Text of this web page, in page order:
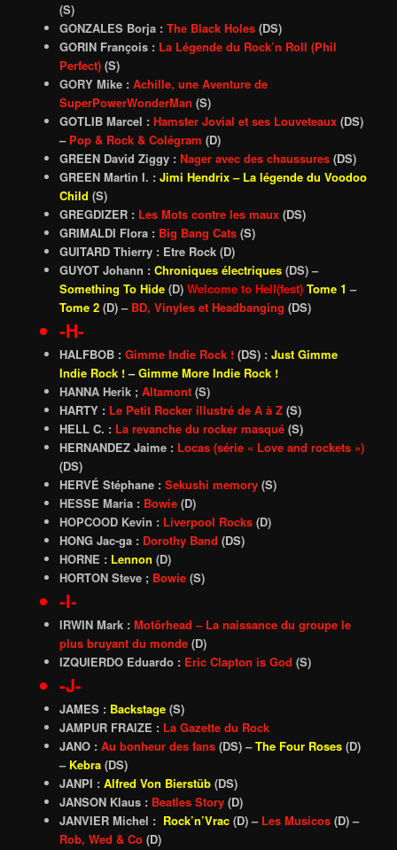
(S)
GONZALES Borja : The Black Holes(DS)
GORIN François : La Légende du Rock’n Roll (Phil
Perfect)(S)
GORY Mike : Achille, une Aventure de
SuperPowerWonderMan (S)
GOTLIB Marcel : Hamster Jovial et ses Louveteaux (DS)
– Pop & Rock & Colégram (D)
GREEN David Ziggy : Nager avec des chaussures(DS)
GREEN Martin I. : Jimi Hendrix – La légende du Voodoo
Child (S)
GREGDIZER : Les Mots contre les maux(DS)
GRIMALDI Flora : Big Bang Cats(S)
GUITARD Thierry : Etre Rock (D)
GUYOT Johann : Chroniques électriques(DS) –
Something To Hide(D) Welcome to Hell(fest) Tome 1 –
Tome 2 (D) – BD, Vinyles et Headbanging (DS)
-H-
HALFBOB : Gimme Indie Rock !(DS) : Just Gimme
Indie Rock ! – Gimme More Indie Rock !
HANNA Herik ; Altamont(S)
HARTY : Le Petit Rocker illustré de A à Z(S)
HELL C. : La revanche du rocker masqué (S)
HERNANDEZ Jaime : Locas (série « Love and rockets »)
(DS)
HERVÉ Stéphane : Sekushi memory(S)
HESSE Maria : Bowie (D)
HOPCOOD Kevin : Liverpool Rocks(D)
HONG Jac-ga : Dorothy Band (DS)
HORNE : Lennon (D)
HORTON Steve ; Bowie (S)
-I-
IRWIN Mark : Motörhead – La naissance du groupe le
plus bruyant du monde(D)
IZQUIERDO Eduardo : Eric Clapton is God (S)
-J-
JAMES : Backstage(S)
JAMPUR FRAIZE : La Gazette du Rock
JANO : Au bonheur des fans(DS) –The Four Roses(D)
– Kebra(DS)
JANPI : Alfred Von Bierstüb (DS)
JANSON Klaus : Beatles Story(D)
JANVIER Michel : Rock’n’Vrac(D) – Les Musicos(D) –
Rob, Wed & Co(D)